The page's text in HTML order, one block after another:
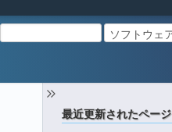
最近更新されたページ